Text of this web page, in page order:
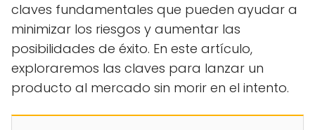
claves fundamentales que pueden ayudar a
minimizar los riesgos y aumentar las
posibilidades de éxito. En este artículo,
exploraremos las claves para lanzar un
producto al mercado sin morir en el intento.